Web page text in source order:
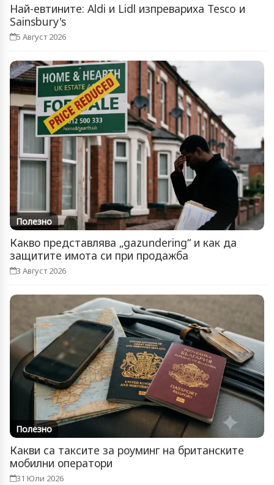
Най-евтините: Aldi и Lidl изпревариха Tesco и
Sainsbury's
5 Август 2026
Полезно
Какво представлява „gazundering“ и как да
защитите имота си при продажба
3 Август 2026
Полезно
Какви са таксите за роуминг на британските
мобилни оператори
31 Юли 2026